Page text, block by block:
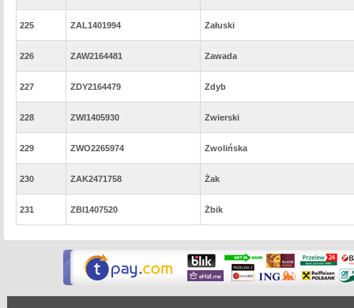
225 ZAL1401994 Załuski
226 ZAW2164481 Zawada
227 ZDY2164479 Zdyb
228 ZWI1405930 Zwierski
229 ZWO2265974 Zwolińska
230 ZAK2471758 Żak
231 ZBI1407520 Żbik